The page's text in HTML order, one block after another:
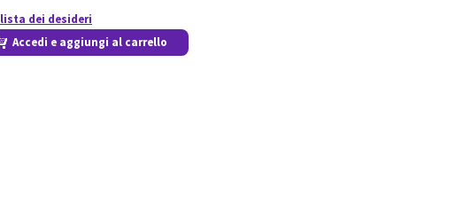
dei desideri
Accedi e aggiungi al carrello